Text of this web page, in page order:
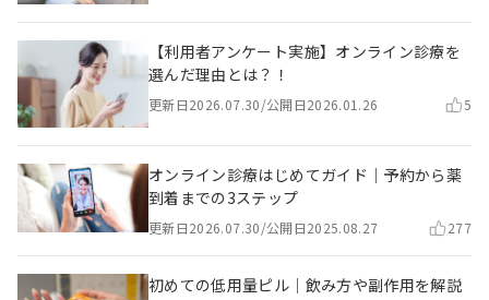
【利用者アンケート実施】オンライン診療を
選んだ理由とは？！
更新日2026.07.30/公開日2026.01.26 5
オンライン診療はじめてガイド｜予約から薬
到着までの3ステップ
更新日2026.07.30/公開日2025.08.27 277
初めての低用量ピル｜飲み方や副作用を解説